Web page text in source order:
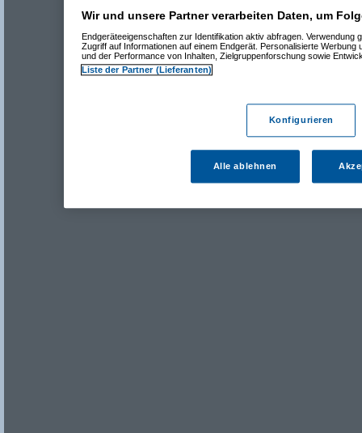
Wir und unsere Partner verarbeiten Daten, um
Endgeräteeigenschaften zur Identifikation aktiv abfragen. Verwendung
Zugriff auf Informationen auf einem Endgerät. Personalisierte Werbung
und der Performance von Inhalten, Zielgruppenforschung sowie
Liste der Partner (Lieferanten)
Konfigurieren
Alle ablehnen